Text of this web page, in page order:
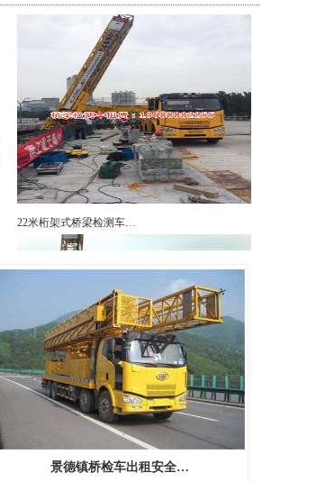
22米桁架式桥梁检测车…
18米桁架式桥梁检测车…
景德镇桥检车出租安全…